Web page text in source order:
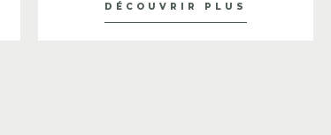
DÉCOUVRIR PLUS